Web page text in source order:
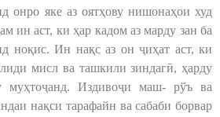
онро яке аз оятҳову нишонаҳои худ
ин аст, ки ҳар кадом аз марду зан ба
ноқис. Ин нақс аз он ҷиҳат аст, ки
мисл ва ташкили зиндагӣ, ҳарду
муҳтоҷанд. Издивоҷи маш- рўъ ва
нақси тарафайн ва сабаби борвар